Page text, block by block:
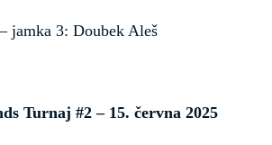
jamka 3: Doubek Aleš
Turnaj #2 – 15. června 2025